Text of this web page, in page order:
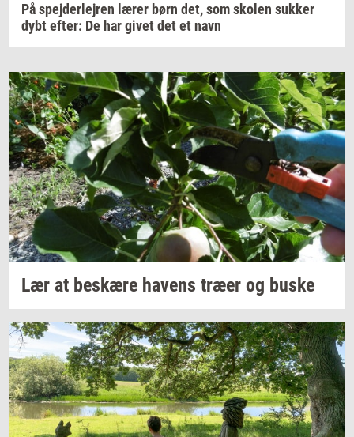
På spejderlejren lærer børn det, som skolen sukker
dybt efter: De har givet det et navn
Lær at be­skæ­re ha­vens træer og buske